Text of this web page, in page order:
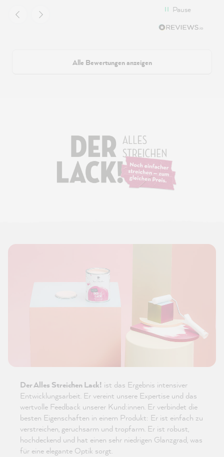
Pause
Alle Bewertungen anzeigen
Der Alles Streichen Lack! ist das Ergebnis intensiver
Entwicklungsarbeit. Er vereint unsere Expertise und das
wertvolle Feedback unserer Kund:innen. Er verbindet die
besten Eigenschaften in einem Produkt: Er ist einfach zu
verstreichen, geruchsarm und tropfarm. Er ist robust,
hochdeckend und hat einen sehr niedrigen Glanzgrad, was
für eine elegante Optik sorgt.